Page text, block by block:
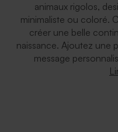
animaux rigolos,
minimaliste ou coloré.
créer une belle
naissance. Ajoutez une
message